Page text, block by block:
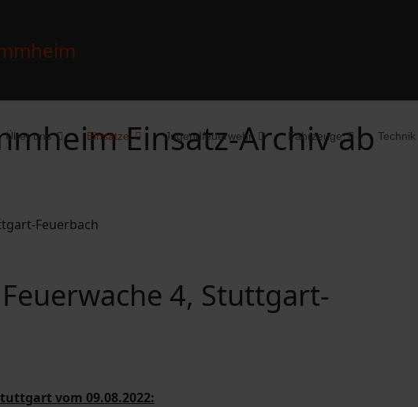
Über uns Einsätze Jugendfeuerwehr Fahrzeuge Technik
Einsatz-Archiv ab
4, Stuttgart-
vom 09.08.2022: